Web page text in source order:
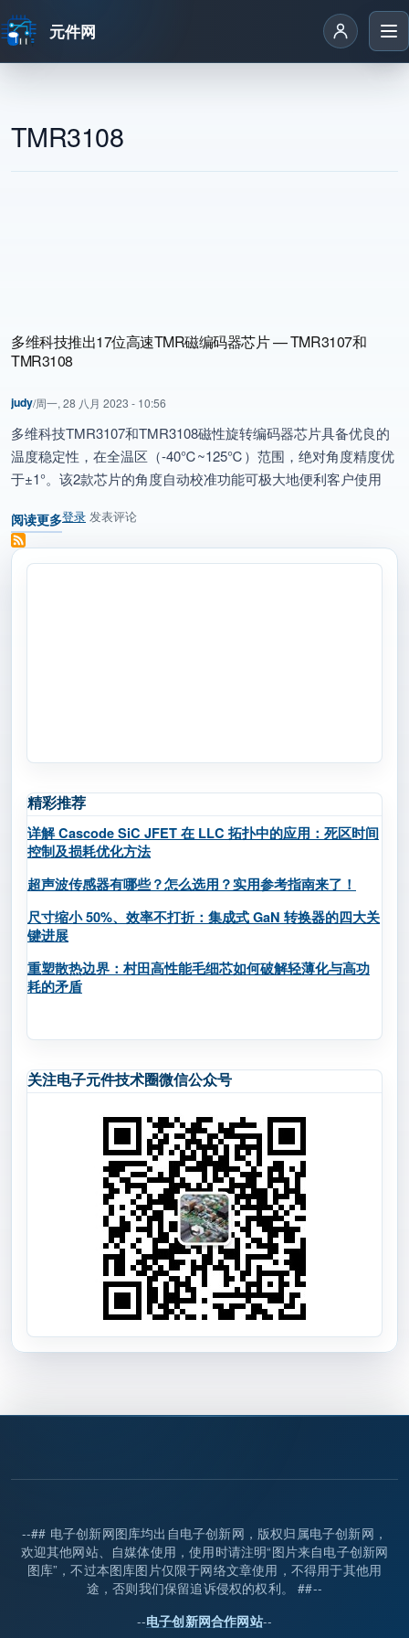
元件网
TMR3108
多维科技推出17位高速TMR磁编码器芯片 — TMR3107和
TMR3108
judy/周一, 28 八月 2023 - 10:56
多维科技TMR3107和TMR3108磁性旋转编码器芯片具备优良的
温度稳定性，在全温区（-40℃~125℃）范围，绝对角度精度优
于±1°。该2款芯片的角度自动校准功能可极大地便利客户使用
阅读更多
关于 多维科技推出17位高速TMR磁编码器芯片 — TMR3107和
登录 发表评论
精彩推荐
详解 Cascode SiC JFET 在 LLC 拓扑中的应用：死区时间
控制及损耗优化方法
超声波传感器有哪些？怎么选用？实用参考指南来了！
尺寸缩小 50%、效率不打折：集成式 GaN 转换器的四大关
键进展
重塑散热边界：村田高性能毛细芯如何破解轻薄化与高功
耗的矛盾
关注电子元件技术圈微信公众号
--## 电子创新网图库均出自电子创新网，版权归属电子创新网，
欢迎其他网站、自媒体使用，使用时请注明“图片来自电子创新网
图库”，不过本图库图片仅限于网络文章使用，不得用于其他用
途，否则我们保留追诉侵权的权利。 ##--
--电子创新网合作网站--